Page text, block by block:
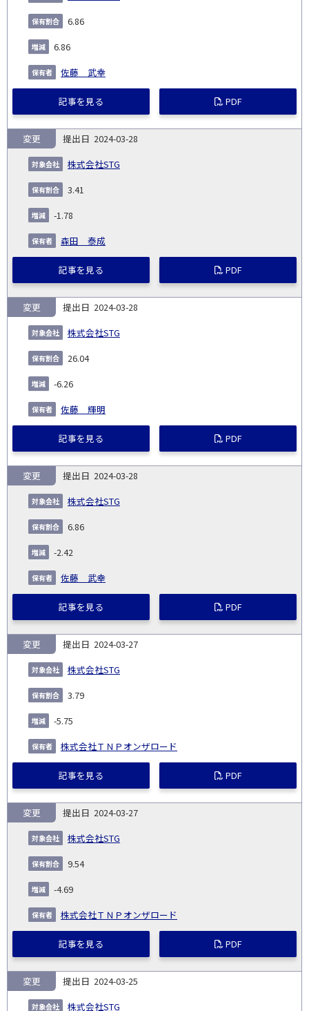
6.86
6.86
佐藤 武幸
記事を見る PDF
2024-03-28
株式会社STG
変更
3.41
-1.78
森田 泰成
記事を見る PDF
2024-03-28
株式会社STG
変更
26.04
-6.26
佐藤 輝明
記事を見る PDF
2024-03-28
株式会社STG
変更
6.86
-2.42
佐藤 武幸
記事を見る PDF
2024-03-27
株式会社STG
変更
3.79
-5.75
株式会社ＴＮＰオンザロード
記事を見る PDF
2024-03-27
株式会社STG
変更
9.54
-4.69
株式会社ＴＮＰオンザロード
記事を見る PDF
2024-03-25
株式会社STG
変更